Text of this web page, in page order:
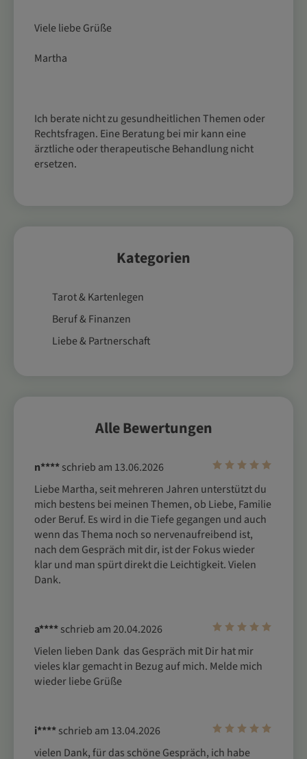
Viele liebe Grüße
Martha
Ich berate nicht zu gesundheitlichen Themen oder
Rechtsfragen. Eine Beratung bei mir kann eine
ärztliche oder therapeutische Behandlung nicht
ersetzen.
Kategorien
Tarot & Kartenlegen
Beruf & Finanzen
Liebe & Partnerschaft
Alle Bewertungen
n****schrieb am 13.06.2026
Liebe Martha, seit mehreren Jahren unterstützt du
mich bestens bei meinen Themen, ob Liebe, Familie
oder Beruf. Es wird in die Tiefe gegangen und auch
wenn das Thema noch so nervenaufreibend ist,
nach dem Gespräch mit dir, ist der Fokus wieder
klar und man spürt direkt die Leichtigkeit. Vielen
Dank.
a****schrieb am 20.04.2026
Vielen lieben Dank  das Gespräch mit Dir hat mir
vieles klar gemacht in Bezug auf mich. Melde mich
wieder liebe Grüße
i****schrieb am 13.04.2026
vielen Dank, für das schöne Gespräch, ich habe